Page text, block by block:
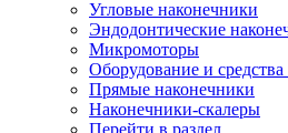
Угловые наконечники
Эндодонтические
Микромоторы
Оборудование и
Прямые наконечники
Наконечники-скалеры
Перейти в раздел